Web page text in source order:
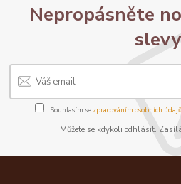
Nepropásněte
Souhlasím se zpracováním osobních údajů
Můžete se kdykoli odhlásit.